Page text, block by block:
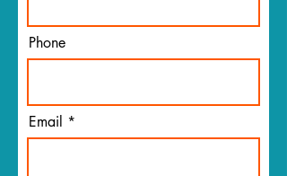
Phone
Email